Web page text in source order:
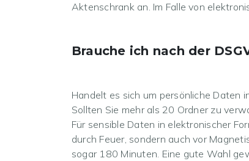
Aktenschrank an. Im Falle von
Brauche ich nach der
Handelt es sich um persönliche Daten
Sollten Sie mehr als 20 Ordner zu
Für sensible Daten in elektronischer
durch Feuer, sondern auch vor
sogar 180 Minuten. Eine gute Wahl